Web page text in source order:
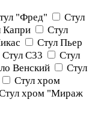
"Фред"
Стул
Капри
Стул
Стул Пьер
Стул С33
Стул
Венский
Стул
Стул хром
хром "Мираж